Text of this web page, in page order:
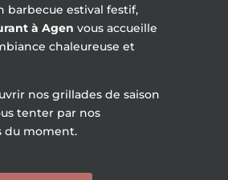
barbecue estival festif,
à Agen vous accueille
chaleureuse et
nos grillades de saison
tenter par nos
du moment.